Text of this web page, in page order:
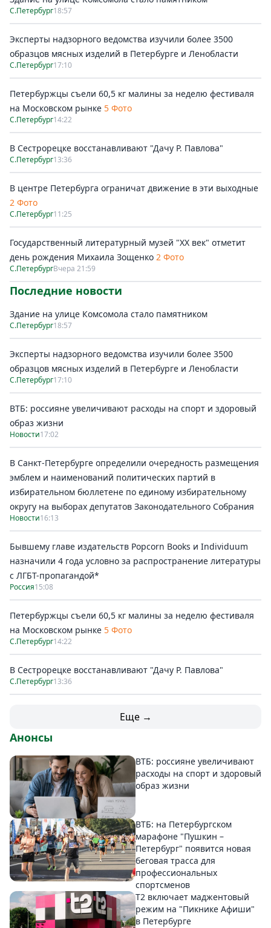
С.Петербург18:57
Эксперты надзорного ведомства изучили более 3500
образцов мясных изделий в Петербурге и Ленобласти
С.Петербург17:10
Петербуржцы съели 60,5 кг малины за неделю фестиваля
на Московском рынке 5 Фото
С.Петербург14:22
В Сестрорецке восстанавливают "Дачу Р. Павлова"
С.Петербург13:36
В центре Петербурга ограничат движение в эти выходные
2 Фото
С.Петербург11:25
Государственный литературный музей "ХХ век" отметит
день рождения Михаила Зощенко 2 Фото
С.ПетербургВчера 21:59
Последние новости
Здание на улице Комсомола стало памятником
С.Петербург18:57
Эксперты надзорного ведомства изучили более 3500
образцов мясных изделий в Петербурге и Ленобласти
С.Петербург17:10
ВТБ: россияне увеличивают расходы на спорт и здоровый
образ жизни
Новости17:02
В Санкт-Петербурге определили очередность размещения
эмблем и наименований политических партий в
избирательном бюллетене по единому избирательному
округу на выборах депутатов Законодательного Собрания
Новости16:13
Бывшему главе издательств Popcorn Books и Individuum
назначили 4 года условно за распространение литературы
с ЛГБТ-пропагандой*
Россия15:08
Петербуржцы съели 60,5 кг малины за неделю фестиваля
на Московском рынке 5 Фото
С.Петербург14:22
В Сестрорецке восстанавливают "Дачу Р. Павлова"
С.Петербург13:36
Еще →
Анонсы
ВТБ: россияне увеличивают
расходы на спорт и здоровый
образ жизни
ВТБ: на Петербургском
марафоне "Пушкин –
Петербург" появится новая
беговая трасса для
профессиональных
спортсменов
Т2 включает маджентовый
режим на "Пикнике Афиши"
в Петербурге